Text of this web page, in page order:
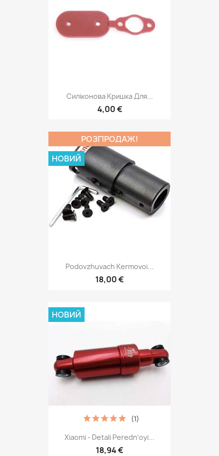
Силіконова Кришка Для...
4,00 €
Podovzhuvach Kermovoi...
18,00 €
РОЗПРОДАЖ!
НОВИЙ
Xiaomi - Detali Perednʹoyi...
18,94 €
(1)
НОВИЙ